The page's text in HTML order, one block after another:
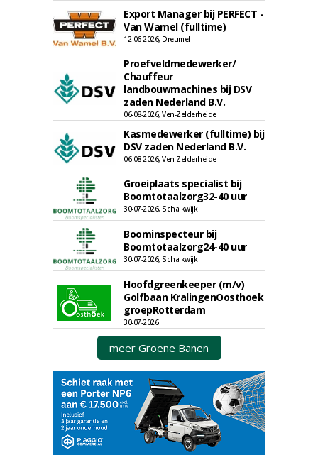
Export Manager bij PERFECT -
Van Wamel (fulltime)
12-06-2026, Dreumel
Proefveldmedewerker/
Chauffeur
landbouwmachines bij DSV
zaden Nederland B.V.
06-08-2026, Ven-Zelderheide
Kasmedewerker (fulltime) bij
DSV zaden Nederland B.V.
06-08-2026, Ven-Zelderheide
Groeiplaats specialist bij
Boomtotaalzorg32-40 uur
30-07-2026, Schalkwijk
Boominspecteur bij
Boomtotaalzorg24-40 uur
30-07-2026, Schalkwijk
Hoofdgreenkeeper (m/v)
Golfbaan KralingenOosthoek
groepRotterdam
30-07-2026
meer Groene Banen